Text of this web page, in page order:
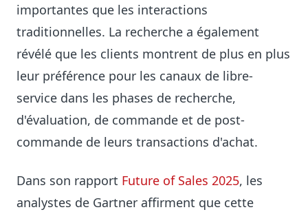
importantes que les interactions
traditionnelles. La recherche a également
révélé que les clients montrent de plus en plus
leur préférence pour les canaux de libre-
service dans les phases de recherche,
d'évaluation, de commande et de post-
commande de leurs transactions d'achat.
Dans son rapport Future of Sales 2025, les
analystes de Gartner affirment que cette